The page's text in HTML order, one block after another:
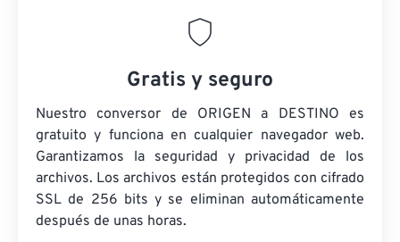
Gratis y seguro
Nuestro conversor de ORIGEN a DESTINO es
gratuito y funciona en cualquier navegador web.
Garantizamos la seguridad y privacidad de los
archivos. Los archivos están protegidos con cifrado
SSL de 256 bits y se eliminan automáticamente
después de unas horas.